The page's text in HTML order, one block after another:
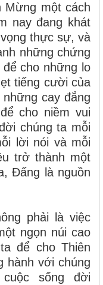
Mừng một cách
nay đang khát
thực sự, và
những chứng
cho những lo
tiếng cười của
cay đắng
cho niềm vui
chúng ta mỗi
lời nói và mỗi
trở thành một
Đấng là nguồn
phải là việc
ngọn núi cao
để cho Thiên
hành với chúng
sống đời